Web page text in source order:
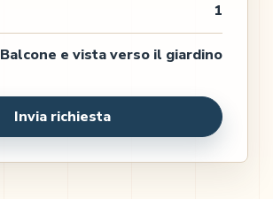
1
Balcone e vista verso il giardino
Invia richiesta